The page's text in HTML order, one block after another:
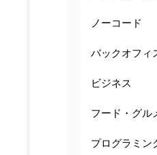
ノーコード
バックオフィ
ビジネス
フード・グル
プログラミン